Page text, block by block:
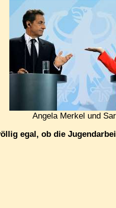
Angela Merkel und
egal, ob die